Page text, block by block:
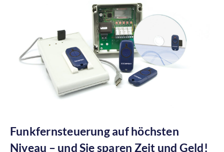
Funkfernsteuerung auf höchsten
Niveau – und Sie sparen Zeit und Geld!